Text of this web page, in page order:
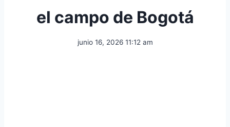
el campo de Bogotá
junio 16, 2026 11:12 am